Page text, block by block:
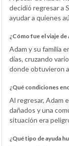
decidió regresar a
ayudar a quienes
¿Cómo fue el viaje
Adam y su familia
días, cruzando
donde obtuvieron
¿Qué condiciones
Al regresar, Adam
dañados y una
situación era
¿Qué tipo de ayuda